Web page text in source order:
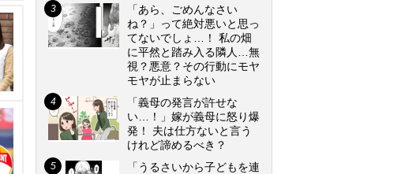
「あら、ごめんなさい
ね？」って絶対悪いと思っ
てないでしょ…！ 私の畑
に平然と踏み入る隣人…無
視？悪意？その行動にモヤ
モヤが止まらない
「義母の発言が許せな
い…！」嫁が義母に怒り爆
発！ 夫は仕方ないと言う
けれど諦めるべき？
「うるさいから子どもを連